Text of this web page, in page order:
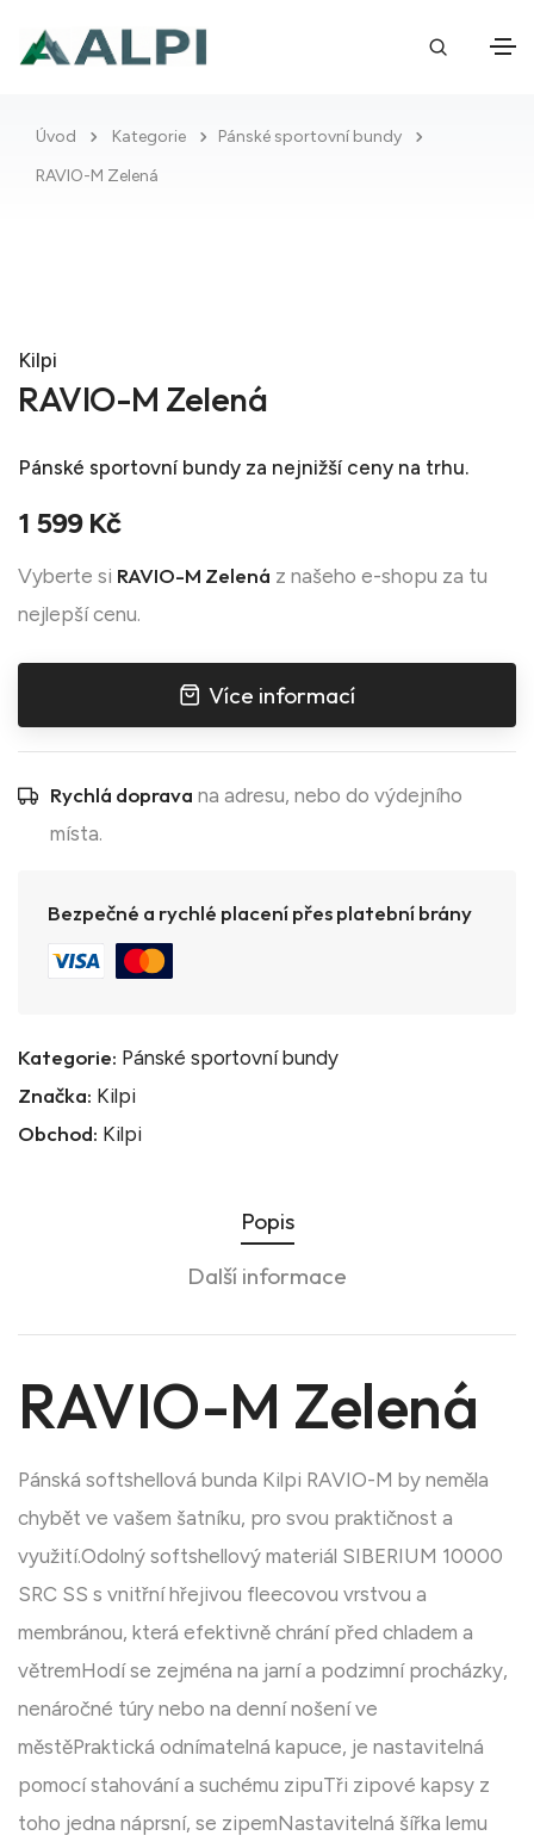
Úvod Kategorie
Pánské sportovní bundy
RAVIO-M Zelená
Kilpi
RAVIO-M Zelená
Pánské sportovní bundy za nejnižší ceny na trhu.
1 599 Kč
Vyberte si RAVIO-M Zelená z našeho e-shopu za tu
nejlepší cenu.
Více informací
Rychlá doprava na adresu, nebo do výdejního
místa.
Bezpečné a rychlé placení přes platební brány
Kategorie: Pánské sportovní bundy
Značka: Kilpi
Obchod: Kilpi
Popis
Další informace
RAVIO-M Zelená
Pánská softshellová bunda Kilpi RAVIO-M by neměla
chybět ve vašem šatníku, pro svou praktičnost a
využití.Odolný softshellový materiál SIBERIUM 10000
SRC SS s vnitřní hřejivou fleecovou vrstvou a
membránou, která efektivně chrání před chladem a
větremHodí se zejména na jarní a podzimní procházky,
nenáročné túry nebo na denní nošení ve
městěPraktická odnímatelná kapuce, je nastavitelná
pomocí stahování a suchému zipuTři zipové kapsy z
toho jedna náprsní, se zipemNastavitelná šířka lemu